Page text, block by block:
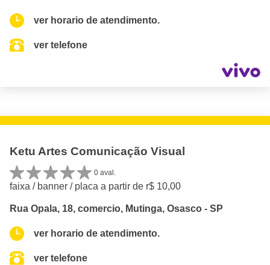
ver horario de atendimento.
ver telefone
Ketu Artes Comunicação Visual
0 aval.
faixa / banner / placa a partir de r$ 10,00
Rua Opala, 18, comercio, Mutinga, Osasco - SP
ver horario de atendimento.
ver telefone